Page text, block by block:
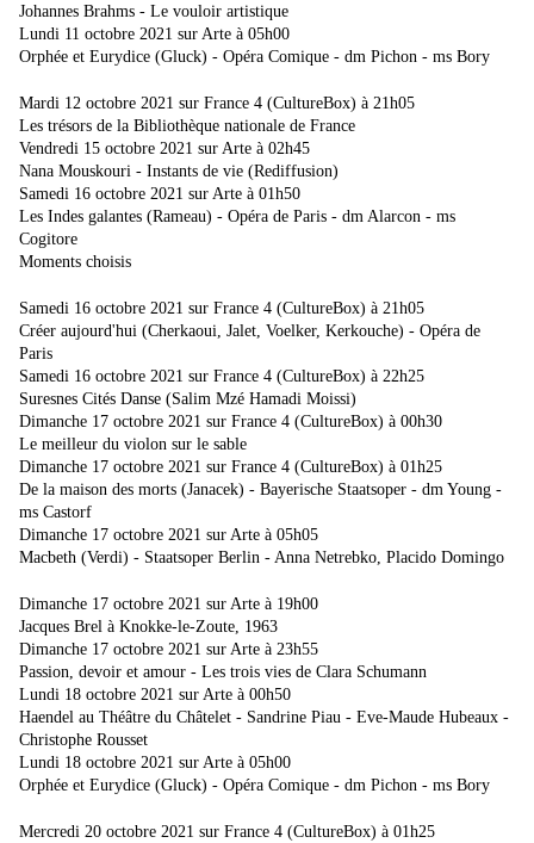
Johannes Brahms - Le vouloir artistique
Lundi 11 octobre 2021 sur Arte à 05h00
Orphée et Eurydice (Gluck) - Opéra Comique - dm Pichon - ms Bory
Mardi 12 octobre 2021 sur France 4 (CultureBox) à 21h05
Les trésors de la Bibliothèque nationale de France
Vendredi 15 octobre 2021 sur Arte à 02h45
Nana Mouskouri - Instants de vie (Rediffusion)
Samedi 16 octobre 2021 sur Arte à 01h50
Les Indes galantes (Rameau) - Opéra de Paris - dm Alarcon - ms
Cogitore
Moments choisis
Samedi 16 octobre 2021 sur France 4 (CultureBox) à 21h05
Créer aujourd'hui (Cherkaoui, Jalet, Voelker, Kerkouche) - Opéra de
Paris
Samedi 16 octobre 2021 sur France 4 (CultureBox) à 22h25
Suresnes Cités Danse (Salim Mzé Hamadi Moissi)
Dimanche 17 octobre 2021 sur France 4 (CultureBox) à 00h30
Le meilleur du violon sur le sable
Dimanche 17 octobre 2021 sur France 4 (CultureBox) à 01h25
De la maison des morts (Janacek) - Bayerische Staatsoper - dm Young -
ms Castorf
Dimanche 17 octobre 2021 sur Arte à 05h05
Macbeth (Verdi) - Staatsoper Berlin - Anna Netrebko, Placido Domingo
Dimanche 17 octobre 2021 sur Arte à 19h00
Jacques Brel à Knokke-le-Zoute, 1963
Dimanche 17 octobre 2021 sur Arte à 23h55
Passion, devoir et amour - Les trois vies de Clara Schumann
Lundi 18 octobre 2021 sur Arte à 00h50
Haendel au Théâtre du Châtelet - Sandrine Piau - Eve-Maude Hubeaux -
Christophe Rousset
Lundi 18 octobre 2021 sur Arte à 05h00
Orphée et Eurydice (Gluck) - Opéra Comique - dm Pichon - ms Bory
Mercredi 20 octobre 2021 sur France 4 (CultureBox) à 01h25